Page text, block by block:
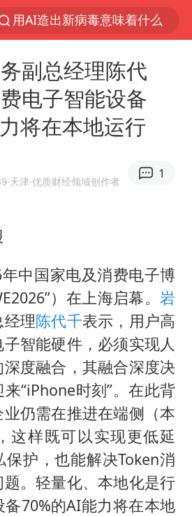
用AI造出新病毒意味着什么
台风白海豚登陆点缩圈
“东北超”哈尔滨主场收官战小贴士
福建省泉州市委书记张毅恭接受纪律审查和监察调查
2名小孩玩手机低头幅度近乎折叠
“中国蔬菜之乡”最高温达41.8℃
老人离世案亲属质疑记录仪
四川宜宾地震网友称睡觉被摇醒
夯实基础开新局
副总经理陈代
电子智能设备
将在本地运行
·天津·优质财经领域创作者
1
中国家电及消费电子博
）在上海启幕。岩
理陈代千表示，用户高
智能硬件，必须实现人
度融合，其融合深度决
“iPhone时刻”。在此背
仍需在推进在端侧（本
这样既可以实现更低延
护，也能解决Token消
。轻量化、本地化是行
70%的AI能力将在本地